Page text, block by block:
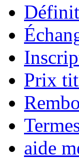
Prix
aide